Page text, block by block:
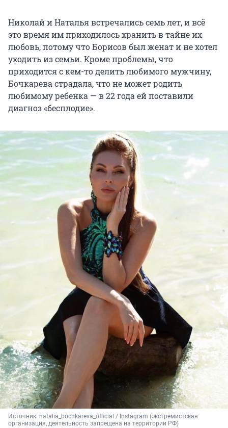
Николай и Наталья встречались семь лет, и всё
это время им приходилось хранить в тайне их
любовь, потому что Борисов был женат и не хотел
уходить из семьи. Кроме проблемы, что
приходится с кем-то делить любимого мужчину,
Бочкарева страдала, что не может родить
любимому ребенка — в 22 года ей поставили
диагноз «бесплодие».
Источник: natalia_bochkareva_official / Instagram (экстремистская
организация, деятельность запрещена на территории РФ)